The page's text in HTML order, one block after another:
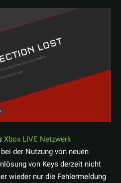
Xbox LIVE Netzwerk
der Nutzung von neuen
von Keys derzeit nicht
wieder nur die Fehlermeldung